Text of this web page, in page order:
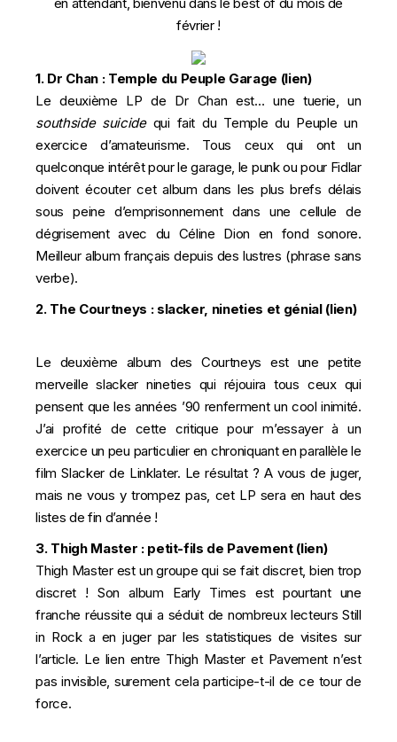
février !
1. Dr Chan : Temple du Peuple Garage (lien)
Le deuxième LP de Dr Chan est… une tuerie, un
southside suicidequi fait du Temple du Peuple un
exercice d’amateurisme. Tous ceux qui ont un
quelconque intérêt pour le garage, le punk ou pour Fidlar
doivent écouter cet album dans les plus brefs délais
sous peine d’emprisonnement dans une cellule de
dégrisement avec du Céline Dion en fond sonore.
Meilleur album français depuis des lustres (phrase sans
verbe).
2. The Courtneys : slacker, nineties et génial (lien)
Le deuxième album des Courtneys est une petite
merveille slacker nineties qui réjouira tous ceux qui
pensent que les années ’90 renferment un cool inimité.
J’ai profité de cette critique pour m’essayer à un
exercice un peu particulier en chroniquant en parallèle le
film Slacker de Linklater. Le résultat ? A vous de juger,
mais ne vous y trompez pas, cet LP sera en haut des
listes de fin d’année !
3. Thigh Master : petit-fils de Pavement (lien)
Thigh Master est un groupe qui se fait discret, bien trop
discret ! Son album Early Times est pourtant une
franche réussite qui a séduit de nombreux lecteurs Still
in Rock a en juger par les statistiques de visites sur
l’article. Le lien entre Thigh Master et Pavement n’est
pas invisible, surement cela participe-t-il de ce tour de
force.